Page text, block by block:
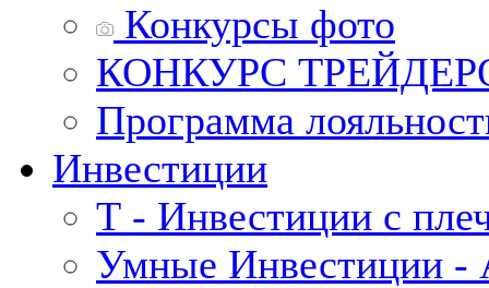
Конкурсы фото
КОНКУРС
Программа
Инвестиции
Т - Инвестиции с
Умные Инвестиции -